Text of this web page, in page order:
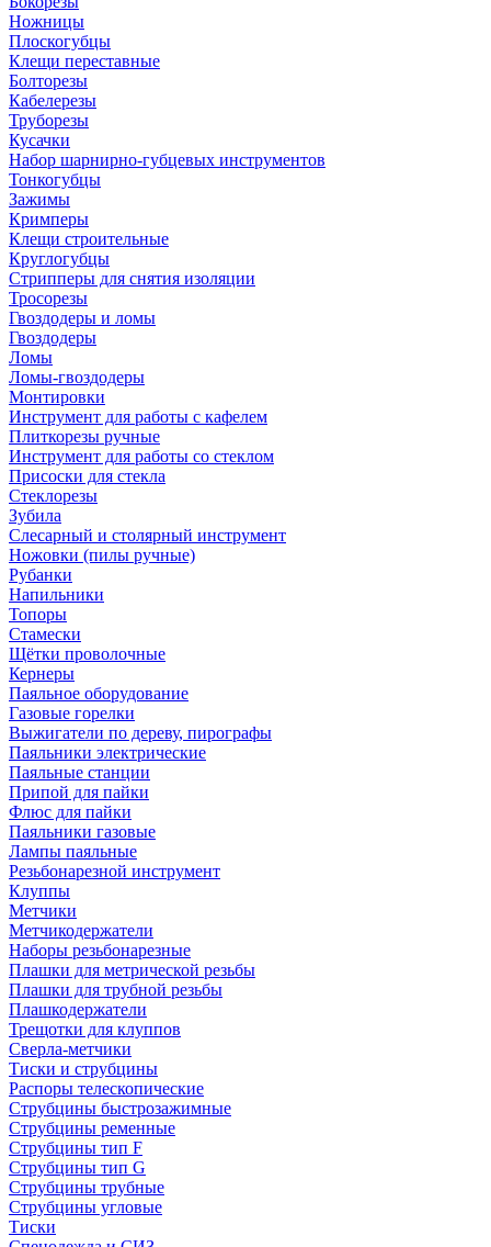
Ножницы
Плоскогубцы
Клещи переставные
Болторезы
Кабелерезы
Труборезы
Кусачки
Набор шарнирно-губцевых инструментов
Тонкогубцы
Зажимы
Кримперы
Клещи строительные
Круглогубцы
Стрипперы для снятия изоляции
Тросорезы
Гвоздодеры и ломы
Гвоздодеры
Ломы
Ломы-гвоздодеры
Монтировки
Инструмент для работы с кафелем
Плиткорезы ручные
Инструмент для работы со стеклом
Присоски для стекла
Стеклорезы
Зубила
Слесарный и столярный инструмент
Ножовки (пилы ручные)
Рубанки
Напильники
Топоры
Стамески
Щётки проволочные
Кернеры
Паяльное оборудование
Газовые горелки
Выжигатели по дереву, пирографы
Паяльники электрические
Паяльные станции
Припой для пайки
Флюс для пайки
Паяльники газовые
Лампы паяльные
Резьбонарезной инструмент
Клуппы
Метчики
Метчикодержатели
Наборы резьбонарезные
Плашки для метрической резьбы
Плашки для трубной резьбы
Плашкодержатели
Трещотки для клуппов
Сверла-метчики
Тиски и струбцины
Распоры телескопические
Струбцины быстрозажимные
Струбцины ременные
Струбцины тип F
Струбцины тип G
Струбцины трубные
Струбцины угловые
Тиски